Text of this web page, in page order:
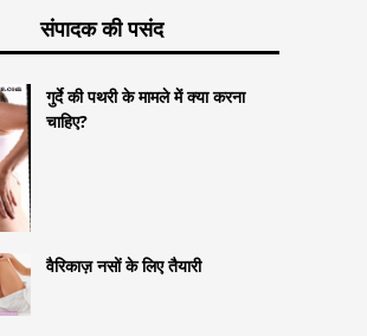
संपादक की पसंद
गुर्दे की पथरी के मामले में क्या करना
चाहिए?
वैरिकाज़ नसों के लिए तैयारी